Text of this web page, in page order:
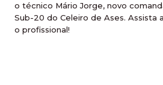
o técnico Mário Jorge, novo
Sub-20 do Celeiro de Ases. Assista
o profissional!